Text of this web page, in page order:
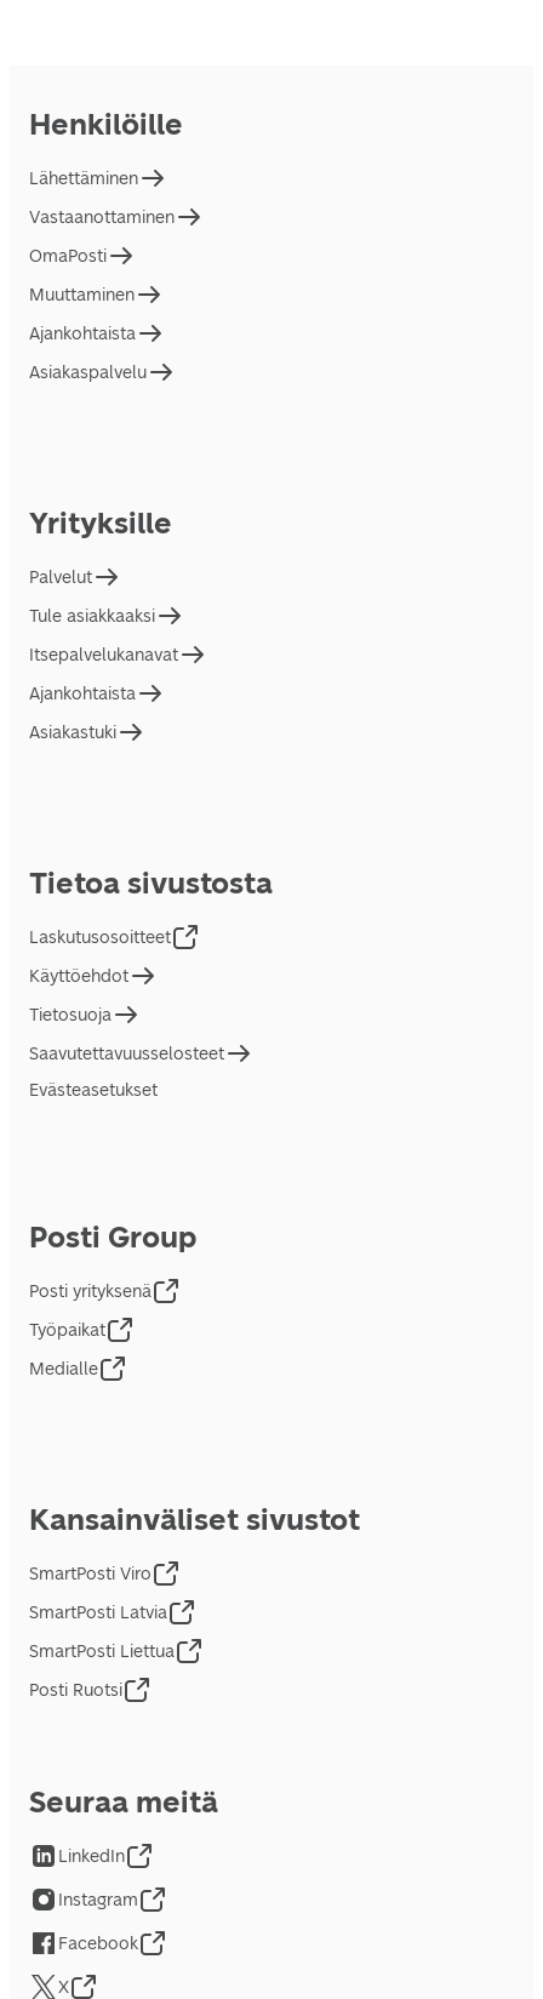
Henkilöille
Lähettäminen
Vastaanottaminen
OmaPosti
Muuttaminen
Ajankohtaista
Asiakaspalvelu
Yrityksille
Palvelut
Tule asiakkaaksi
Itsepalvelukanavat
Ajankohtaista
Asiakastuki
Tietoa sivustosta
Laskutusosoitteet
Käyttöehdot
Tietosuoja
Saavutettavuusselosteet
Evästeasetukset
Posti Group
Posti yrityksenä
Työpaikat
Medialle
Kansainväliset sivustot
SmartPosti Viro
SmartPosti Latvia
SmartPosti Liettua
Posti Ruotsi
Seuraa meitä
LinkedIn
Instagram
Facebook
X